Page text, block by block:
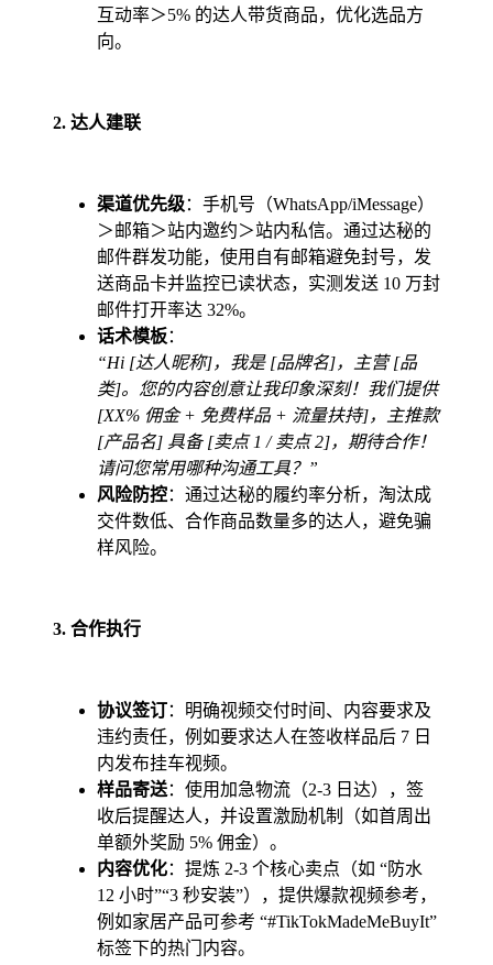
互动率＞5% 的达人带货商品，优化选品方
向。
2. 达人建联
渠道优先级：手机号（WhatsApp/iMessage）
＞邮箱＞站内邀约＞站内私信。通过达秘的
邮件群发功能，使用自有邮箱避免封号，发
送商品卡并监控已读状态，实测发送 10 万封
邮件打开率达 32%。
话术模板：
“Hi [达人昵称]，我是 [品牌名]，主营 [品
类]。您的内容创意让我印象深刻！我们提供
[XX% 佣金 + 免费样品 + 流量扶持]，主推款
[产品名] 具备 [卖点 1 / 卖点 2]，期待合作！
请问您常用哪种沟通工具？”
风险防控：通过达秘的履约率分析，淘汰成
交件数低、合作商品数量多的达人，避免骗
样风险。
3. 合作执行
协议签订：明确视频交付时间、内容要求及
违约责任，例如要求达人在签收样品后 7 日
内发布挂车视频。
样品寄送：使用加急物流（2-3 日达），签
收后提醒达人，并设置激励机制（如首周出
单额外奖励 5% 佣金）。
内容优化：提炼 2-3 个核心卖点（如 “防水
12 小时”“3 秒安装”），提供爆款视频参考，
例如家居产品可参考 “#TikTokMadeMeBuyIt”
标签下的热门内容。